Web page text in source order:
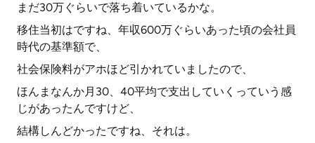
まだ30万ぐらいで落ち着いているかな。
移住当初はですね、年収600万ぐらいあった頃の会社員
時代の基準額で、
社会保険料がアホほど引かれていましたので、
ほんまなんか月30、40平均で支出していくっていう感
じがあったんですけど、
結構しんどかったですね、それは。